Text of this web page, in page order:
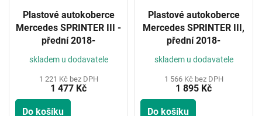
Plastové autokoberce
Mercedes SPRINTER III -
přední 2018-
skladem u dodavatele
1 221 Kč bez DPH
1 477 Kč
Do košíku
Plastové autokoberce
Mercedes SPRINTER III,
přední 2018-
skladem u dodavatele
1 566 Kč bez DPH
1 895 Kč
Do košíku